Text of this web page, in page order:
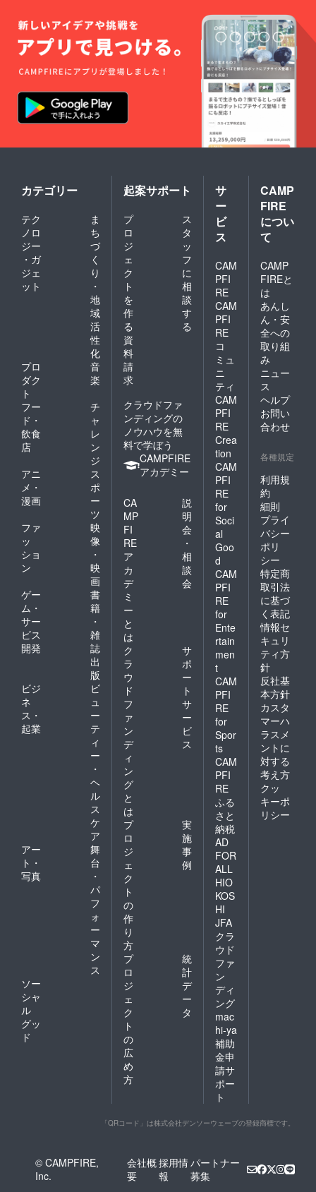
可を
取って
いま
す。
カテゴリー
テク
ノロ
ジー
・ガ
ジェ
ット
ま
ち
づ
く
り
・
地
域
活
性
化
プロ
ダク
ト
音
楽
フー
ド・
飲食
店
チ
ャ
レ
ン
ジ
アニ
メ・
漫画
ス
ポ
ー
ツ
ファ
ッ
ショ
ン
映
像
・
映
画
ゲー
ム・
サー
ビス
開発
書
籍
・
雑
誌
出
版
ビジ
ネ
ス・
起業
ビ
ュ
ー
テ
ィ
ー
・
ヘ
ル
ス
ケ
ア
アー
ト・
写真
舞
台
・
パ
フ
ォ
ー
マ
ン
ス
ソー
シャ
ル
グッ
ド
起案サポート
プ
ロ
ジ
ェ
ク
ト
を
作
る
ス
タ
ッ
フ
に
相
談
す
る
資
料
請
求
クラウドファ
ンディングの
ノウハウを無
料で学ぼう
CAMPFIRE
アカデミー
CA
MP
FI
RE
ア
カ
デ
ミ
ー
と
は
説
明
会
・
相
談
会
ク
ラ
ウ
ド
フ
ァ
ン
デ
ィ
ン
グ
と
は
サ
ポ
ー
ト
サ
ー
ビ
ス
プ
ロ
ジ
ェ
ク
ト
の
作
り
方
実
施
事
例
プ
ロ
ジ
ェ
ク
ト
の
広
め
方
統
計
デ
ー
タ
サ
ー
ビ
ス
CAM
PFI
RE
CAM
PFI
RE
コ
ミュ
ニ
ティ
CAM
PFI
RE
Crea
tion
CAM
PFI
RE
for
Soci
al
Goo
d
CAM
PFI
RE
for
Ente
rtain
men
t
CAM
PFI
RE
for
Spor
ts
CAM
PFI
RE
ふる
さと
納税
AD
FOR
ALL
HIO
KOS
HI
JFA
クラ
ウド
ファ
ン
ディ
ング
mac
hi-ya
補助
金申
請サ
ポー
ト
CAMP
FIRE
につい
て
CAMP
FIREと
は
あんし
ん・安
全への
取り組
み
ニュー
ス
ヘルプ
お問い
合わせ
各種規定
利用規
約
細則
プライ
バシー
ポリ
シー
特定商
取引法
に基づ
く表記
情報セ
キュリ
ティ方
針
反社基
本方針
カスタ
マーハ
ラスメ
ントに
対する
考え方
クッ
キーポ
リシー
「QRコード」は株式会社デンソーウェーブの登録商標です。
© CAMPFIRE,
Inc.
会社概
要
採用情
報
パートナー
募集